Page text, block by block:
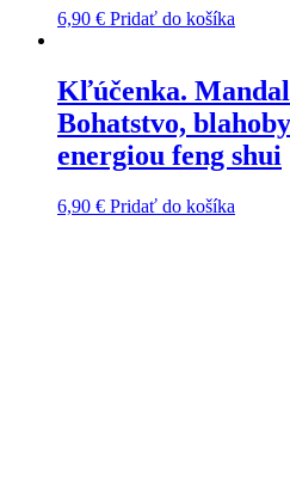
6,90 € Pridať do košíka
Kľúčenka.
Bohatstvo,
energiou feng shui
6,90 € Pridať do košíka